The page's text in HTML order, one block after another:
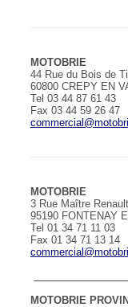
MOTOBRIE
44 Rue du Bois de
60800 CREPY EN
Tel 03 44 87 61 43
Fax 03 44 59 26 47
MOTOBRIE
3 Rue Maître Renault
95190 FONTENAY
Tel 01 34 71 11 03
Fax 01 34 71 13 14
MOTOBRIE